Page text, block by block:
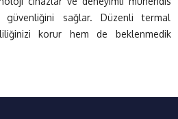
güvenliğini sağlar. Düzenli termal
korur hem de beklenmedik